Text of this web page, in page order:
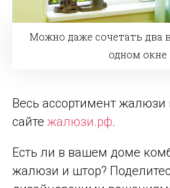
Можно даже сочетать два
одном окне
Весь ассортимент жалюзи
сайте жалюзи.рф.
Есть ли в вашем доме
жалюзи и штор?